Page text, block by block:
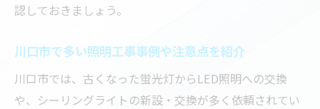
認しておきましょう。
川口市で多い照明工事事例や注意点を紹介
川口市では、古くなった蛍光灯からLED照明への交換
や、シーリングライトの新設・交換が多く依頼されてい